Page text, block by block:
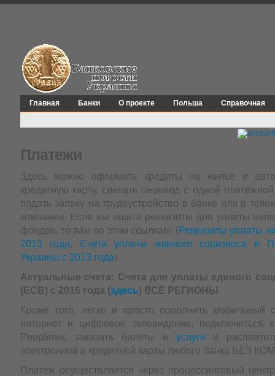
Главная Банки О проекте Польша Справочная
Платежи
Здесь можно оформить кредиты на жилье и
кредитную карту, сделать перевод с одной
подать заявку на трудоустройство в банке или в
компании. Если вы ищите реквизиты для уплаты
фондов, то вам по этим ссылкам: (Реквизиты уплаты
2013 года, Счета уплаты единого соцвзноса в
Украины с 2013 года).
Актуальные счета: Счета для уплаты единого
(ЕСВ) с 2016 года (здесь) ВСЕ РЕГИОНЫ
Кроме того, легко и просто пополнить мобильный
интернет и цифровое телевидение, подключиться
Peoplenet, заказать билеты и услуги и
электронной и кредитной карты любого банка БЕЗ
Платеж осуществляется через процессинговый